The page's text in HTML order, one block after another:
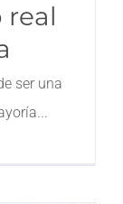
ser una